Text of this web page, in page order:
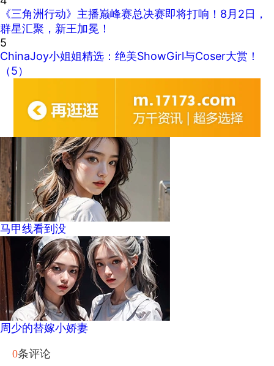
《三角洲行动》主播巅峰赛总决赛即将打响！8月2日，
群星汇聚，新王加冕！
5
ChinaJoy小姐姐精选：绝美ShowGirl与Coser大赏！
（5）
马甲线看到没
周少的替嫁小娇妻
0条评论